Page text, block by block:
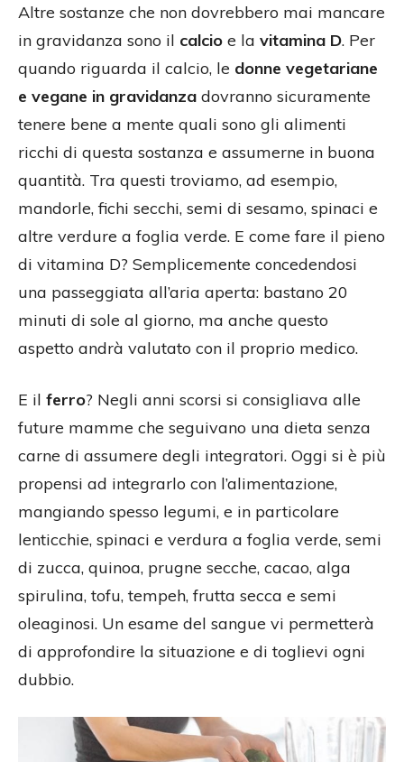
Altre sostanze che non dovrebbero mai mancare
in gravidanza sono il calcio e la vitamina D. Per
quando riguarda il calcio, le donne vegetariane
e vegane in gravidanza dovranno sicuramente
tenere bene a mente quali sono gli alimenti
ricchi di questa sostanza e assumerne in buona
quantità. Tra questi troviamo, ad esempio,
mandorle, fichi secchi, semi di sesamo, spinaci e
altre verdure a foglia verde. E come fare il pieno
di vitamina D? Semplicemente concedendosi
una passeggiata all’aria aperta: bastano 20
minuti di sole al giorno, ma anche questo
aspetto andrà valutato con il proprio medico.
E il ferro? Negli anni scorsi si consigliava alle
future mamme che seguivano una dieta senza
carne di assumere degli integratori. Oggi si è più
propensi ad integrarlo con l’alimentazione,
mangiando spesso legumi, e in particolare
lenticchie, spinaci e verdura a foglia verde, semi
di zucca, quinoa, prugne secche, cacao, alga
spirulina, tofu, tempeh, frutta secca e semi
oleaginosi. Un esame del sangue vi permetterà
di approfondire la situazione e di toglievi ogni
dubbio.